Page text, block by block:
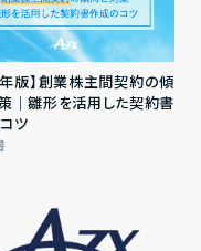
版】創業株主間契約の傾
｜雛形を活用した契約書
ツ